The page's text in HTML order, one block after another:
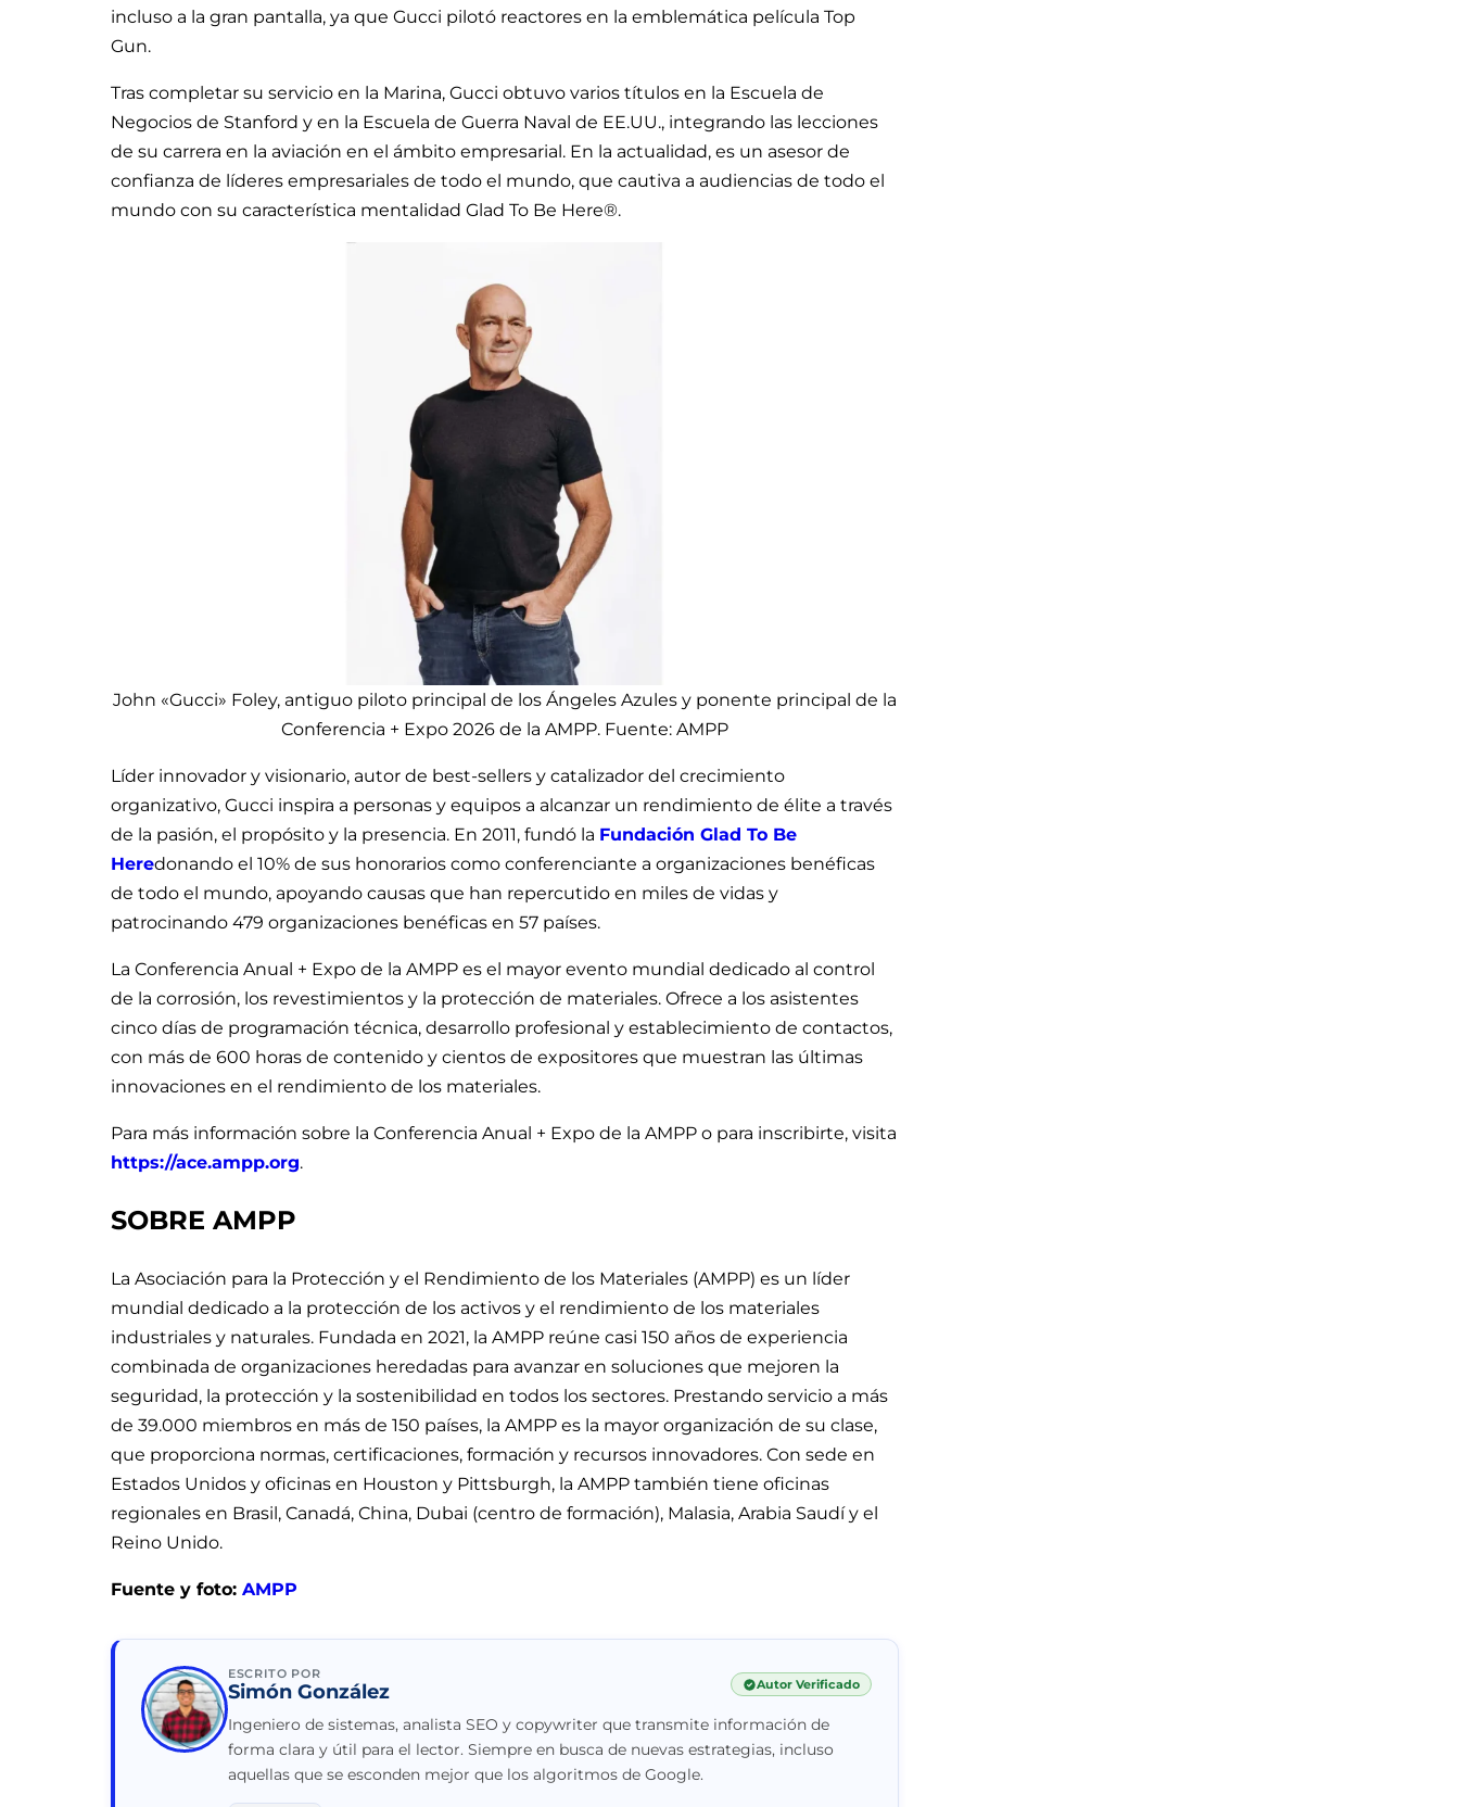
incluso a la gran pantalla, ya que Gucci pilotó reactores en la emblemática película Top
Gun.
Tras completar su servicio en la Marina, Gucci obtuvo varios títulos en la Escuela de
Negocios de Stanford y en la Escuela de Guerra Naval de EE.UU., integrando las lecciones
de su carrera en la aviación en el ámbito empresarial. En la actualidad, es un asesor de
confianza de líderes empresariales de todo el mundo, que cautiva a audiencias de todo el
mundo con su característica mentalidad Glad To Be Here®.
John «Gucci» Foley, antiguo piloto principal de los Ángeles Azules y ponente principal de la
Conferencia + Expo 2026 de la AMPP. Fuente: AMPP
Líder innovador y visionario, autor de best-sellers y catalizador del crecimiento
organizativo, Gucci inspira a personas y equipos a alcanzar un rendimiento de élite a través
de la pasión, el propósito y la presencia. En 2011, fundó la Fundación Glad To Be
Heredonando el 10% de sus honorarios como conferenciante a organizaciones benéficas
de todo el mundo, apoyando causas que han repercutido en miles de vidas y
patrocinando 479 organizaciones benéficas en 57 países.
La Conferencia Anual + Expo de la AMPP es el mayor evento mundial dedicado al control
de la corrosión, los revestimientos y la protección de materiales. Ofrece a los asistentes
cinco días de programación técnica, desarrollo profesional y establecimiento de contactos,
con más de 600 horas de contenido y cientos de expositores que muestran las últimas
innovaciones en el rendimiento de los materiales.
Para más información sobre la Conferencia Anual + Expo de la AMPP o para inscribirte, visita
https://ace.ampp.org.
SOBRE AMPP
La Asociación para la Protección y el Rendimiento de los Materiales (AMPP) es un líder
mundial dedicado a la protección de los activos y el rendimiento de los materiales
industriales y naturales. Fundada en 2021, la AMPP reúne casi 150 años de experiencia
combinada de organizaciones heredadas para avanzar en soluciones que mejoren la
seguridad, la protección y la sostenibilidad en todos los sectores. Prestando servicio a más
de 39.000 miembros en más de 150 países, la AMPP es la mayor organización de su clase,
que proporciona normas, certificaciones, formación y recursos innovadores. Con sede en
Estados Unidos y oficinas en Houston y Pittsburgh, la AMPP también tiene oficinas
regionales en Brasil, Canadá, China, Dubai (centro de formación), Malasia, Arabia Saudí y el
Reino Unido.
Fuente y foto: AMPP
ESCRITO POR
Simón González Autor Verificado
Ingeniero de sistemas, analista SEO y copywriter que transmite información de
forma clara y útil para el lector. Siempre en busca de nuevas estrategias, incluso
aquellas que se esconden mejor que los algoritmos de Google.